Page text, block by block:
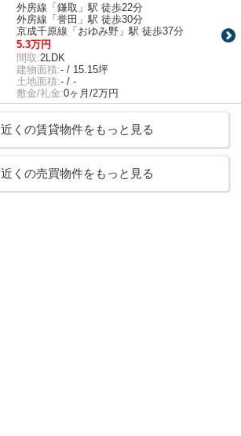
外房線「鎌取」駅 徒歩22分
外房線「誉田」駅 徒歩30分
京成千原線「おゆみ野」駅 徒歩37分
5.3万円
間取:2LDK
建物面積:- / 15.15坪
土地面積:- / -
敷金/礼金:0ヶ月/2万円
近くの賃貸物件をもっと見る
近くの売買物件をもっと見る